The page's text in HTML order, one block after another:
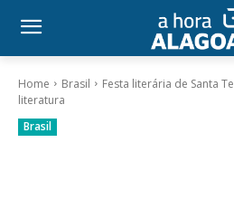
Home Brasil
Festa literária de Santa
literatura
Brasil